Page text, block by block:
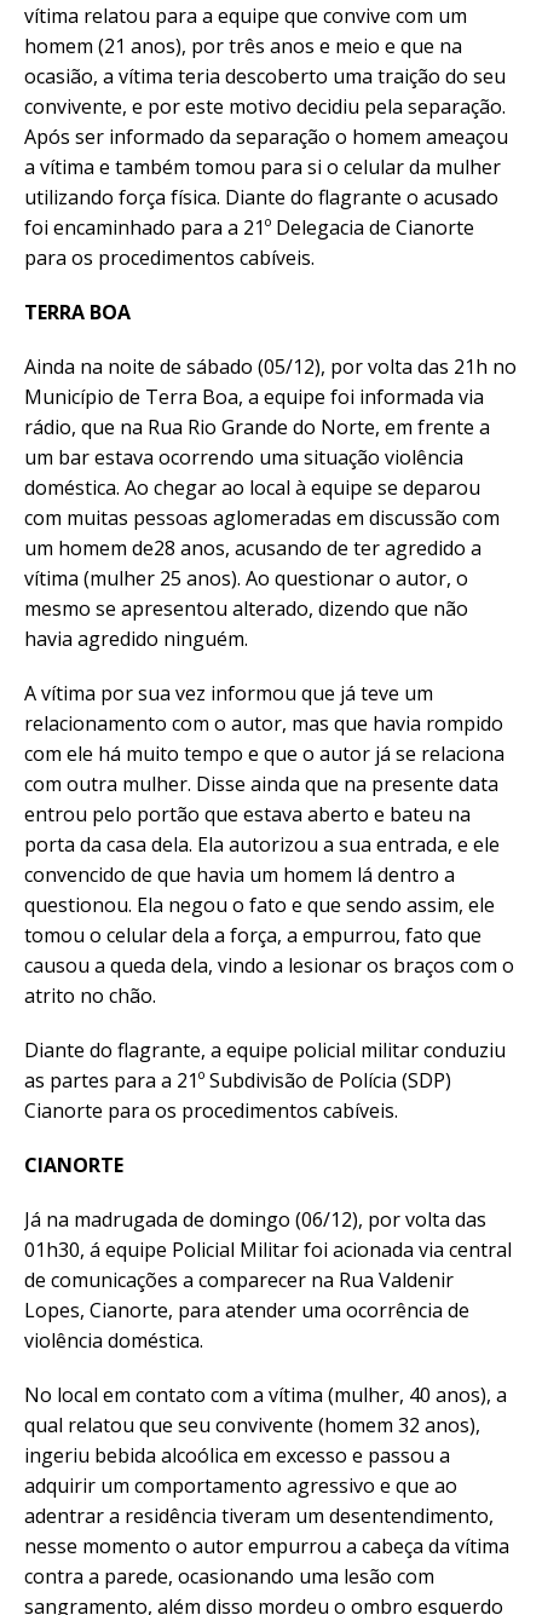
vítima relatou para a equipe que convive com um
homem (21 anos), por três anos e meio e que na
ocasião, a vítima teria descoberto uma traição do seu
convivente, e por este motivo decidiu pela separação.
Após ser informado da separação o homem ameaçou
a vítima e também tomou para si o celular da mulher
utilizando força física. Diante do flagrante o acusado
foi encaminhado para a 21º Delegacia de Cianorte
para os procedimentos cabíveis.
TERRA BOA
Ainda na noite de sábado (05/12), por volta das 21h no
Município de Terra Boa, a equipe foi informada via
rádio, que na Rua Rio Grande do Norte, em frente a
um bar estava ocorrendo uma situação violência
doméstica. Ao chegar ao local à equipe se deparou
com muitas pessoas aglomeradas em discussão com
um homem de28 anos, acusando de ter agredido a
vítima (mulher 25 anos). Ao questionar o autor, o
mesmo se apresentou alterado, dizendo que não
havia agredido ninguém.
A vítima por sua vez informou que já teve um
relacionamento com o autor, mas que havia rompido
com ele há muito tempo e que o autor já se relaciona
com outra mulher. Disse ainda que na presente data
entrou pelo portão que estava aberto e bateu na
porta da casa dela. Ela autorizou a sua entrada, e ele
convencido de que havia um homem lá dentro a
questionou. Ela negou o fato e que sendo assim, ele
tomou o celular dela a força, a empurrou, fato que
causou a queda dela, vindo a lesionar os braços com o
atrito no chão.
Diante do flagrante, a equipe policial militar conduziu
as partes para a 21º Subdivisão de Polícia (SDP)
Cianorte para os procedimentos cabíveis.
CIANORTE
Já na madrugada de domingo (06/12), por volta das
01h30, á equipe Policial Militar foi acionada via central
de comunicações a comparecer na Rua Valdenir
Lopes, Cianorte, para atender uma ocorrência de
violência doméstica.
No local em contato com a vítima (mulher, 40 anos), a
qual relatou que seu convivente (homem 32 anos),
ingeriu bebida alcoólica em excesso e passou a
adquirir um comportamento agressivo e que ao
adentrar a residência tiveram um desentendimento,
nesse momento o autor empurrou a cabeça da vítima
contra a parede, ocasionando uma lesão com
sangramento, além disso mordeu o ombro esquerdo